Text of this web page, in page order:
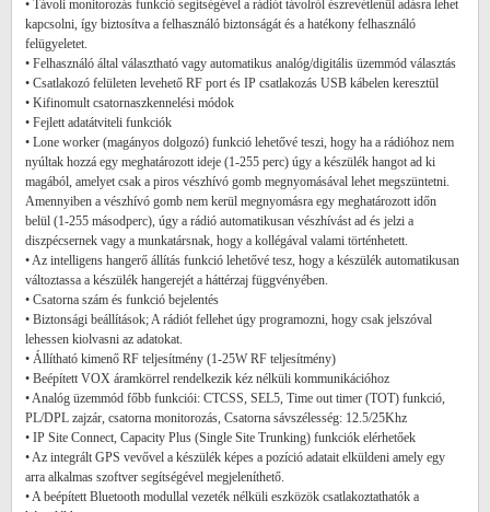
• Távoli monitorozás funkció segítségével a rádiót távolról észrevétlenül adásra lehet
kapcsolni, így biztosítva a felhasználó biztonságát és a hatékony felhasználó
felügyeletet.
• Felhasználó által választható vagy automatikus analóg/digitális üzemmód választás
• Csatlakozó felületen levehető RF port és IP csatlakozás USB kábelen keresztül
• Kifinomult csatornaszkennelési módok
• Fejlett adatátviteli funkciók
• Lone worker (magányos dolgozó) funkció lehetővé teszi, hogy ha a rádióhoz nem
nyúltak hozzá egy meghatározott ideje (1-255 perc) úgy a készülék hangot ad ki
magából, amelyet csak a piros vészhívó gomb megnyomásával lehet megszüntetni.
Amennyiben a vészhívó gomb nem kerül megnyomásra egy meghatározott időn
belül (1-255 másodperc), úgy a rádió automatikusan vészhívást ad és jelzi a
diszpécsernek vagy a munkatársnak, hogy a kollégával valami történhetett.
• Az intelligens hangerő állítás funkció lehetővé tesz, hogy a készülék automatikusan
változtassa a készülék hangerejét a háttérzaj függvényében.
• Csatorna szám és funkció bejelentés
• Biztonsági beállítások; A rádiót fellehet úgy programozni, hogy csak jelszóval
lehessen kiolvasni az adatokat.
• Állítható kimenő RF teljesítmény (1-25W RF teljesítmény)
• Beépített VOX áramkörrel rendelkezik kéz nélküli kommunikációhoz
• Analóg üzemmód főbb funkciói: CTCSS, SEL5, Time out timer (TOT) funkció,
PL/DPL zajzár, csatorna monitorozás, Csatorna sávszélesség: 12.5/25Khz
• IP Site Connect, Capacity Plus (Single Site Trunking) funkciók elérhetőek
• Az integrált GPS vevővel a készülék képes a pozíció adatait elküldeni amely egy
arra alkalmas szoftver segítségével megjeleníthető.
• A beépített Bluetooth modullal vezeték nélküli eszközök csatlakoztathatók a